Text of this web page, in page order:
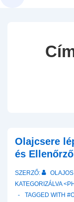
Olajcsere
és
SZERZŐ: OLAJOS
KATEGORIZÁLVA
TAGGED WITH